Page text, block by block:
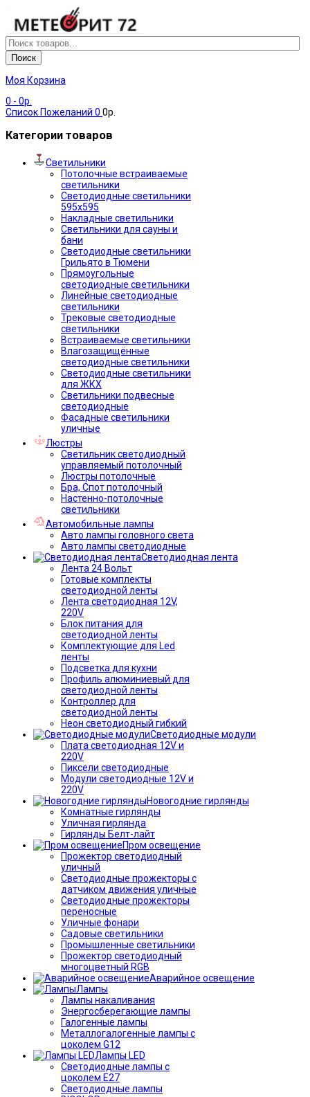
Поиск
Моя Корзина
0 - 0р.
Список Пожеланий 0 0р.
Категории товаров
Светильники
Потолочные встраиваемые
светильники
Светодиодные светильники
595х595
Накладные светильники
Светильники для сауны и
бани
Светодиодные светильники
Грильято в Тюмени
Прямоугольные
светодиодные светильники
Линейные светодиодные
светильники
Трековые светодиодные
светильники
Встраиваемые светильники
Влагозащищённые
светодиодные светильники
Светодиодные светильники
для ЖКХ
Светильники подвесные
светодиодные
Фасадные светильники
уличные
Люстры
Светильник светодиодный
управляемый потолочный
Люстры потолочные
Бра, Спот потолочный
Настенно-потолочные
светильники
Автомобильные лампы
Авто лампы головного света
Авто лампы светодиодные
Светодиодная лента
Лента 24 Вольт
Готовые комплекты
светодиодной ленты
Лента светодиодная 12V,
220V
Блок питания для
светодиодной ленты
Комплектующие для Led
ленты
Подсветка для кухни
Профиль алюминиевый для
светодиодной ленты
Контроллер для
светодиодной ленты
Неон светодиодный гибкий
Светодиодные модули
Плата светодиодная 12V и
220V
Пиксели светодиодные
Модули светодиодные 12V и
220V
Новогодние гирлянды
Комнатные гирлянды
Уличная гирлянда
Гирлянды Белт-лайт
Пром освещение
Прожектор светодиодный
уличный
Светодиодные прожекторы с
датчиком движения уличные
Светодиодные прожекторы
переносные
Уличные фонари
Садовые светильники
Промышленные светильники
Прожектор светодиодный
многоцветный RGB
Аварийное освещение
Лампы
Лампы накаливания
Энергосберегающие лампы
Галогенные лампы
Металлогалогенные лампы с
цоколем G12
Лампы LED
Светодиодные лампы с
цоколем E27
Светодиодные лампы